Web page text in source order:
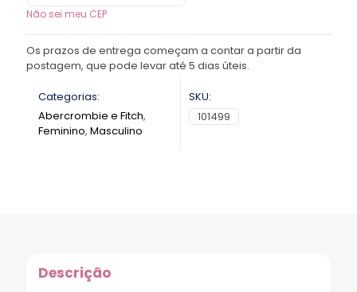
Não sei meu CEP
Os prazos de entrega começam a contar a partir da
postagem, que pode levar até 5 dias úteis.
Categorias:
Abercrombie e Fitch,
Feminino, Masculino
SKU:
101499
Descrição